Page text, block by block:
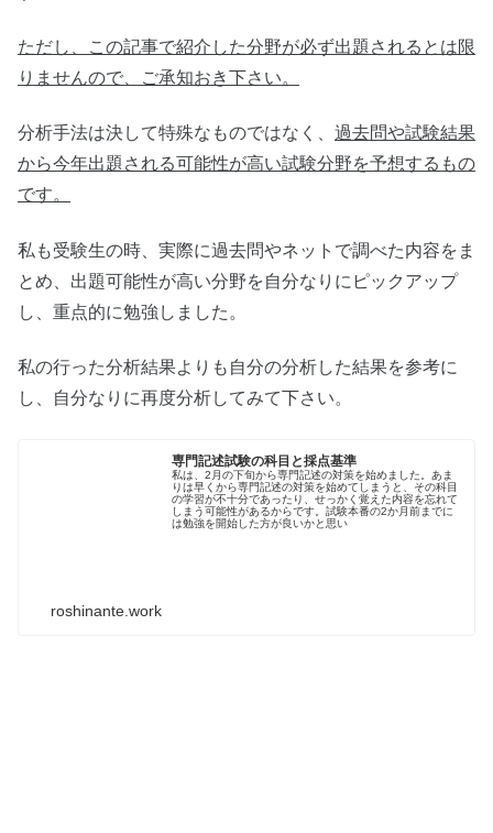
ただし、この記事で紹介した分野が必ず出題されるとは限
りませんので、ご承知おき下さい。
分析手法は決して特殊なものではなく、 過去問や試験結果
から今年出題される可能性が高い試験分野を予想するもの
です。
私も受験生の時、実際に過去問やネットで調べた内容をま
とめ、出題可能性が高い分野を自分なりにピックアップ
し、重点的に勉強しました。
私の行った分析結果よりも自分の分析した結果を参考に
し、自分なりに再度分析してみて下さい。
専門記述試験の科目と採点基準
私は、2月の下旬から専門記述の対策を始めました。あま
りは早くから専門記述の対策を始めてしまうと、その科目
の学習が不十分であったり、せっかく覚えた内容を忘れて
しまう可能性があるからです。試験本番の2か月前までに
は勉強を開始した方が良いかと思い
roshinante.work